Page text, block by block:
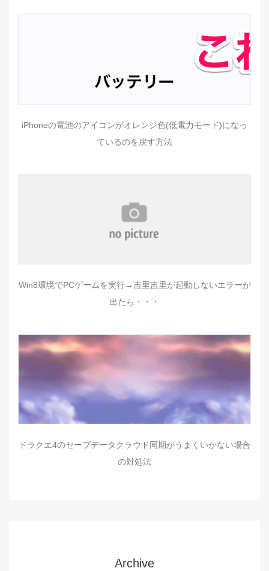
iPhoneの電池のアイコンがオレンジ色(低電力モード)になっ
ているのを戻す方法
Win8環境でPCゲームを実行→吉里吉里が起動しないエラーが
出たら・・・
ドラクエ4のセーブデータクラウド同期がうまくいかない場合
の対処法
Archive